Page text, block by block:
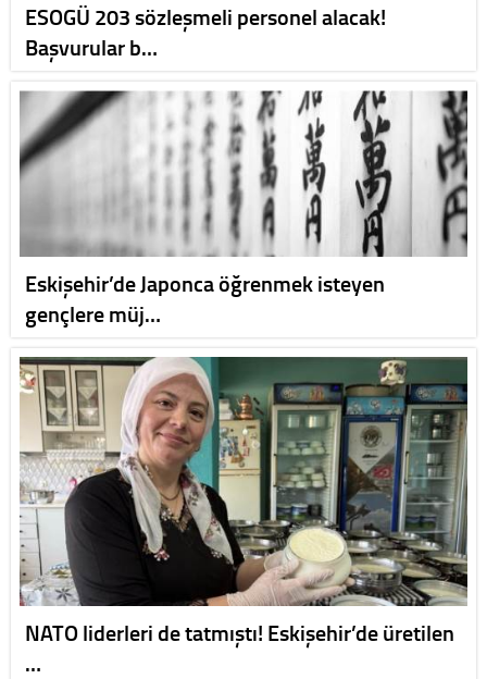
ESOGÜ 203 sözleşmeli personel alacak!
Başvurular b…
Eskişehir’de Japonca öğrenmek isteyen
gençlere müj…
NATO liderleri de tatmıştı! Eskişehir’de üretilen
…